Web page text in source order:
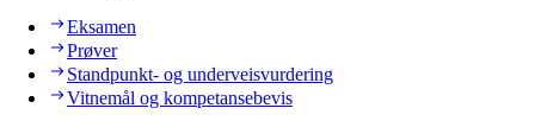
Eksamen
Prøver
Standpunkt- og underveisvurdering
Vitnemål og kompetansebevis